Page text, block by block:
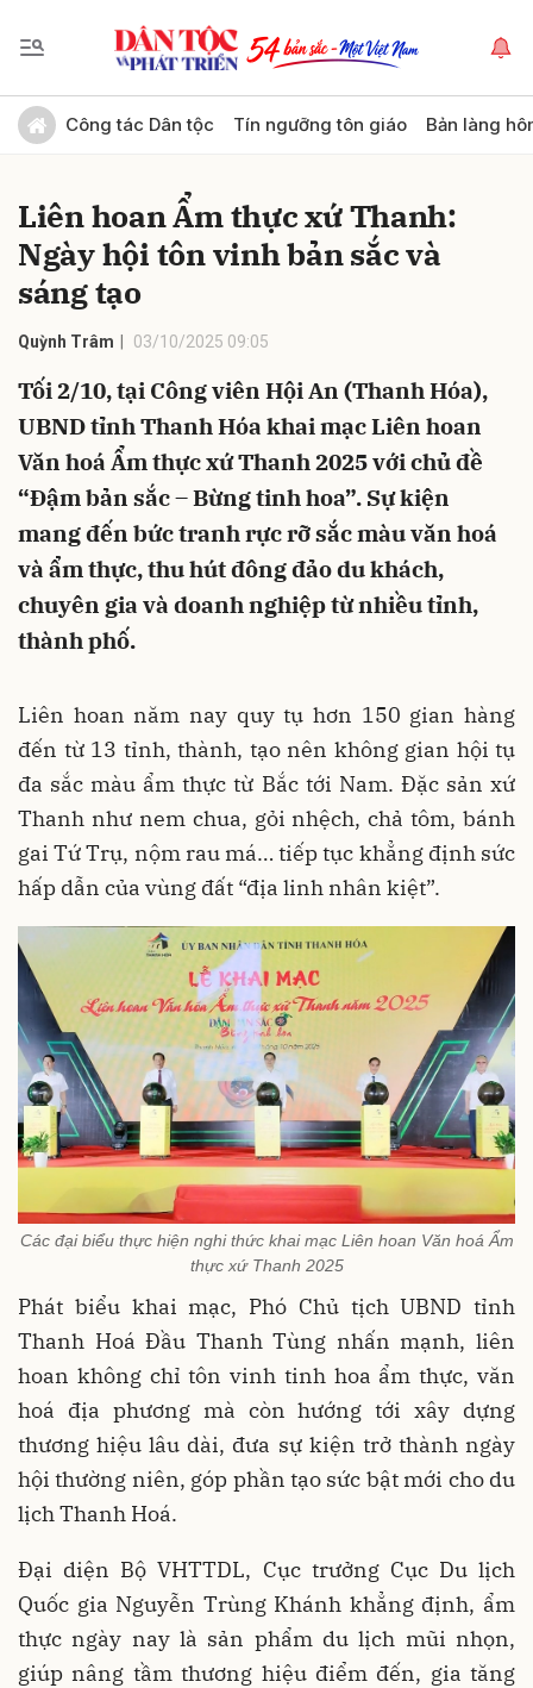
Công tác Dân tộc Tín ngưỡng tôn giáo Bản làng
Liên hoan Ẩm thực xứ Thanh:
Ngày hội tôn vinh bản sắc và
sáng tạo
Quỳnh Trâm 03/10/2025 09:05
Tối 2/10, tại Công viên Hội An (Thanh Hóa),
UBND tỉnh Thanh Hóa khai mạc Liên hoan
Văn hoá Ẩm thực xứ Thanh 2025 với chủ đề
“Đậm bản sắc – Bừng tinh hoa”. Sự kiện
mang đến bức tranh rực rỡ sắc màu văn hoá
và ẩm thực, thu hút đông đảo du khách,
chuyên gia và doanh nghiệp từ nhiều tỉnh,
thành phố.
Liên hoan năm nay quy tụ hơn 150 gian hàng
đến từ 13 tỉnh, thành, tạo nên không gian hội tụ
đa sắc màu ẩm thực từ Bắc tới Nam. Đặc sản xứ
Thanh như nem chua, gỏi nhệch, chả tôm, bánh
gai Tứ Trụ, nộm rau má… tiếp tục khẳng định sức
hấp dẫn của vùng đất “địa linh nhân kiệt”.
Các đại biểu thực hiện nghi thức khai mạc Liên hoan Văn hoá Ẩm
thực xứ Thanh 2025
Phát biểu khai mạc, Phó Chủ tịch UBND tỉnh
Thanh Hoá Đầu Thanh Tùng nhấn mạnh, liên
hoan không chỉ tôn vinh tinh hoa ẩm thực, văn
hoá địa phương mà còn hướng tới xây dựng
thương hiệu lâu dài, đưa sự kiện trở thành ngày
hội thường niên, góp phần tạo sức bật mới cho du
lịch Thanh Hoá.
Đại diện Bộ VHTTDL, Cục trưởng Cục Du lịch
Quốc gia Nguyễn Trùng Khánh khẳng định, ẩm
thực ngày nay là sản phẩm du lịch mũi nhọn,
giúp nâng tầm thương hiệu điểm đến, gia tăng
Gửi bình luận